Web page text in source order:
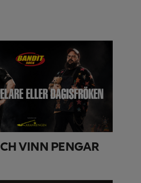
VINN PENGAR